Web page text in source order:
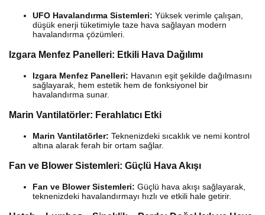
UFO Havalandırma Sistemleri: Yüksek verimle çalışan,
düşük enerji tüketimiyle taze hava sağlayan modern
havalandırma çözümleri.
Izgara Menfez Panelleri: Etkili Hava Dağılımı
Izgara Menfez Panelleri: Havanın eşit şekilde dağılmasını
sağlayarak, hem estetik hem de fonksiyonel bir
havalandırma sunar.
Marin Vantilatörler: Ferahlatıcı Etki
Marin Vantilatörler: Teknenizdeki sıcaklık ve nemi kontrol
altına alarak ferah bir ortam sağlar.
Fan ve Blower Sistemleri: Güçlü Hava Akışı
Fan ve Blower Sistemleri: Güçlü hava akışı sağlayarak,
teknenizdeki havalandırmayı hızlı ve etkili hale getirir.